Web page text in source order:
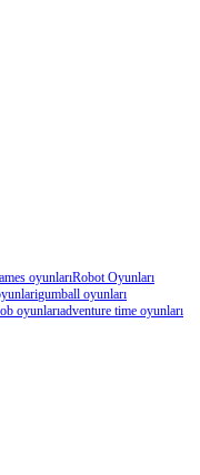
oyunlarıRobot Oyunları
gumball oyunları
oyunlarıadventure time oyunları